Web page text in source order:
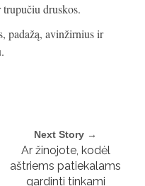
druskos.
padažą, avinžirnius ir
Next Story →
Ar žinojote, kodėl
aštriems patiekalams
gardinti tinkami